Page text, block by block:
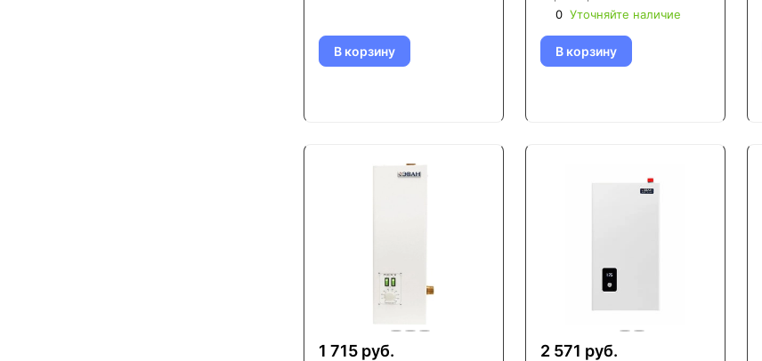
В корзину
0 Уточняйте наличие
В корзину
1 715 руб. 2 571 руб.